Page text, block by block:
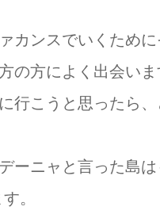
カンスでいくため
の方によく出会いま
行こうと思ったら
ーニャと言った島
。